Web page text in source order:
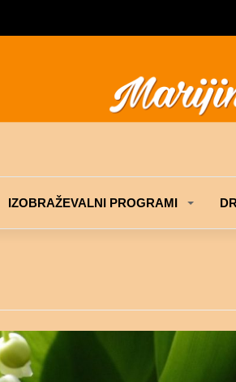
IZOBRAŽEVALNI PROGRAMI